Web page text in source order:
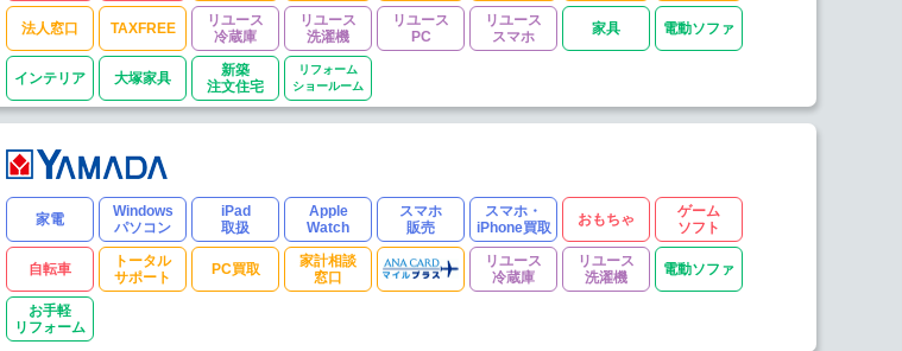
法人窓口 TAXFREE
リユース
冷蔵庫
リユース
洗濯機
リユース
PC
リユース
スマホ
家具 電動ソファ
インテリア 大塚家具
新築
注文住宅
リフォーム
ショールーム
家電
Windows
パソコン
iPad
取扱
Apple
Watch
スマホ
販売
スマホ・
iPhone買取
おもちゃ
ゲーム
ソフト
自転車
トータル
サポート
PC買取
家計相談
窓口
リユース
冷蔵庫
リユース
洗濯機
電動ソファ
お手軽
リフォーム